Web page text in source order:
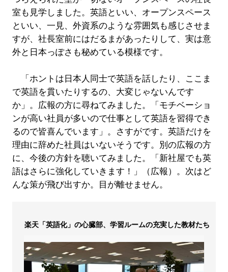
室も見学しました。英語といい、オープンスペース
といい、一見、外資系のような雰囲気も感じさせま
すが、社長室前にはだるまがあったりして、実は意
外と日本っぽさも秘めている模様です。
「ホントは日本人同士で英語を話したり、ここま
で英語を貫いたりするの、大変じゃないんです
か」。広報の方に尋ねてみました。「モチベーショ
ンが高い社員が多いので仕事として英語を習得でき
るので皆喜んでいます」。さすがです。英語だけを
理由に辞めた社員はいないそうです。別の広報の方
に、今後の方針を聴いてみました。「新社屋でも英
語はさらに強化していきます！」（広報）。次はど
んな策が飛び出すか。目が離せません。
楽天「英語化」の心臓部、学習ルームの充実した教材たち